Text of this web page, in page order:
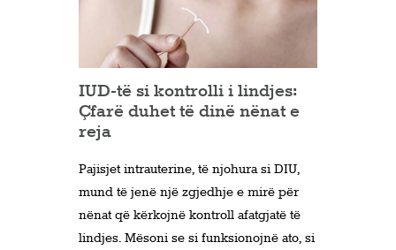
IUD-të si kontrolli i lindjes:
Çfarë duhet të dinë nënat e
reja
Pajisjet intrauterine, të njohura si DIU,
mund të jenë një zgjedhje e mirë për
nënat që kërkojnë kontroll afatgjatë të
lindjes. Mësoni se si funksionojnë ato, si